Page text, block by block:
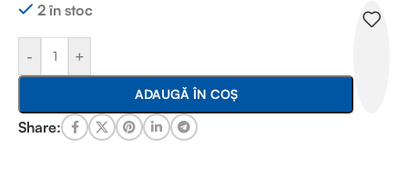
2 în stoc
- +
ADAUGĂ ÎN COȘ
Share: